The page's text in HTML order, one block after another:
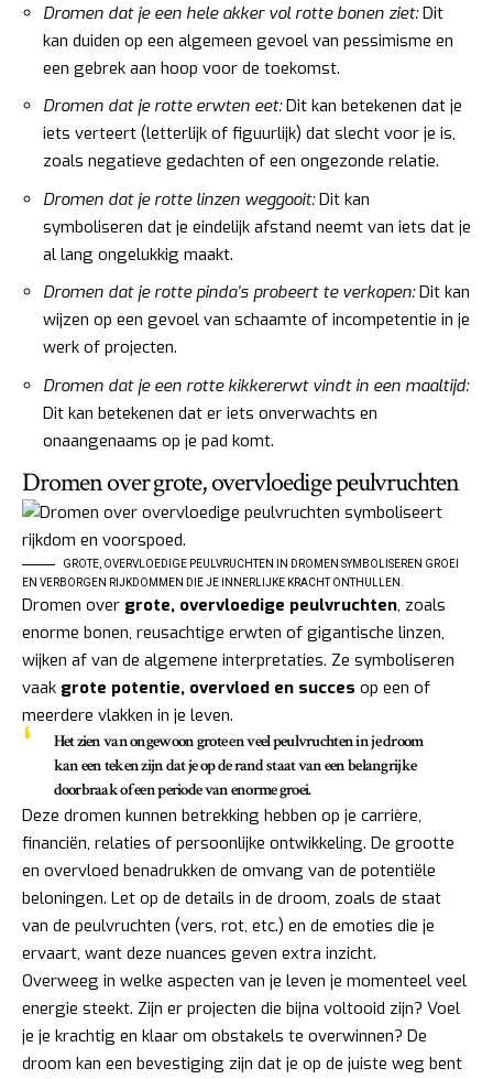
Dromen dat je een hele akker vol rotte bonen ziet:Dit
kan duiden op een algemeen gevoel van pessimisme en
een gebrek aan hoop voor de toekomst.
Dromen dat je rotte erwten eet:Dit kan betekenen dat je
iets verteert (letterlijk of figuurlijk) dat slecht voor je is,
zoals negatieve gedachten of een ongezonde relatie.
Dromen dat je rotte linzen weggooit:Dit kan
symboliseren dat je eindelijk afstand neemt van iets dat je
al lang ongelukkig maakt.
Dromen dat je rotte pinda’s probeert te verkopen:Dit kan
wijzen op een gevoel van schaamte of incompetentie in je
werk of projecten.
Dromen dat je een rotte kikkererwt vindt in een maaltijd:
Dit kan betekenen dat er iets onverwachts en
onaangenaams op je pad komt.
Dromen over grote, overvloedige peulvruchten
GROTE, OVERVLOEDIGE PEULVRUCHTEN IN DROMEN SYMBOLISEREN GROEI
EN VERBORGEN RIJKDOMMEN DIE JE INNERLIJKE KRACHT ONTHULLEN.
Dromen over grote, overvloedige peulvruchten, zoals
enorme bonen, reusachtige erwten of gigantische linzen,
wijken af van de algemene interpretaties. Ze symboliseren
vaak grote potentie, overvloed en succes op een of
meerdere vlakken in je leven.
Het zien van ongewoon grote en veel peulvruchten in je droom
kan een teken zijn dat je op de rand staat van een belangrijke
doorbraak of een periode van enorme groei.
Deze dromen kunnen betrekking hebben op je carrière,
financiën, relaties of persoonlijke ontwikkeling. De grootte
en overvloed benadrukken de omvang van de potentiële
beloningen. Let op de details in de droom, zoals de staat
van de peulvruchten (vers, rot, etc.) en de emoties die je
ervaart, want deze nuances geven extra inzicht.
Overweeg in welke aspecten van je leven je momenteel veel
energie steekt. Zijn er projecten die bijna voltooid zijn? Voel
je je krachtig en klaar om obstakels te overwinnen? De
droom kan een bevestiging zijn dat je op de juiste weg bent